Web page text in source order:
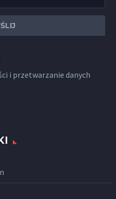
i przetwarzanie danych